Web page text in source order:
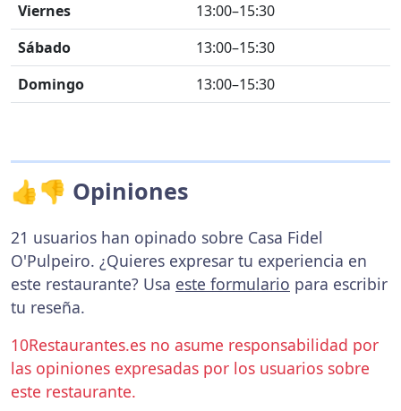
Viernes
13:00–15:30
Sábado
13:00–15:30
Domingo
13:00–15:30
👍👎 Opiniones
21 usuarios han opinado sobre Casa Fidel
O'Pulpeiro. ¿Quieres expresar tu experiencia en
este restaurante? Usa este formulario para escribir
tu reseña.
10Restaurantes.es no asume responsabilidad por
las opiniones expresadas por los usuarios sobre
este restaurante.